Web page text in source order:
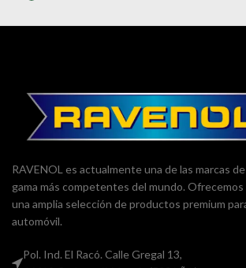
RAVENOL es actualmente una de las marcas
gama más competentes del mundo.
una amplia selección de productos premium
automóvil.
Pol. Ind. El Racó. Calle Gregal 13,